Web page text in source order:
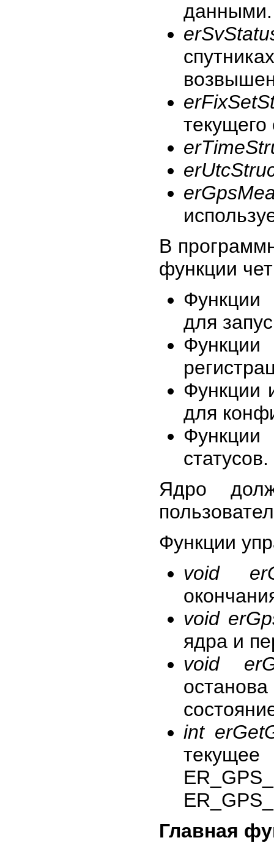
данными.
В
функции
Функции
для
Функции
Функции
для
статусов.
Ядро
Функции
void
void
ядра и
void
int
текущее
Главная